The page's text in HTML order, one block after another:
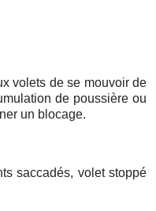
volets de se mouvoir de
de poussière ou
un blocage.
saccadés, volet stoppé